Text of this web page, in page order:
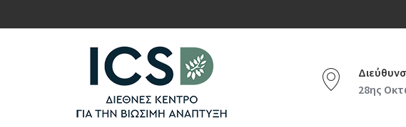
28ης